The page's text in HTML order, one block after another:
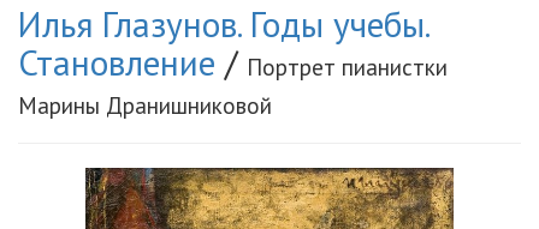
Илья Глазунов. Годы учебы.
Становление / Портрет пианистки
Марины Дранишниковой